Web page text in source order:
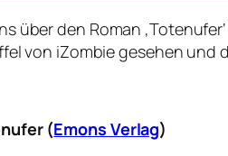
über den Roman
von iZombie gesehen und
(Emons Verlag)